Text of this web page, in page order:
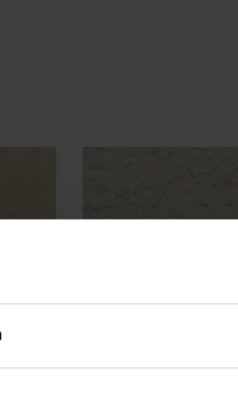
–
Nynäs 210